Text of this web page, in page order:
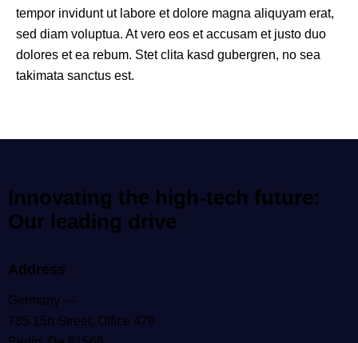
tempor invidunt ut labore et dolore magna aliquyam erat,
sed diam voluptua. At vero eos et accusam et justo duo
dolores et ea rebum. Stet clita kasd gubergren, no sea
takimata sanctus est.
Innovating the high-tech future:
Our leading drive
Address
Germany —
785 15h Street, Office 478